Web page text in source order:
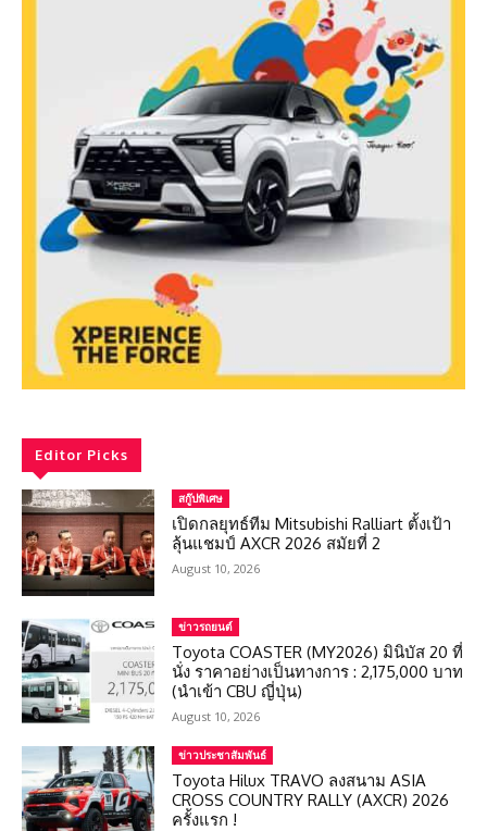
Editor Picks
สกู๊ปพิเศษ
เปิดกลยุทธ์ทีม Mitsubishi Ralliart ตั้งเป้า
ลุ้นแชมป์ AXCR 2026 สมัยที่ 2
August 10, 2026
ข่าวรถยนต์
Toyota COASTER (MY2026) มินิบัส 20 ที่
นั่ง ราคาอย่างเป็นทางการ : 2,175,000 บาท
(นำเข้า CBU ญี่ปุ่น)
August 10, 2026
ข่าวประชาสัมพันธ์
Toyota Hilux TRAVO ลงสนาม ASIA
CROSS COUNTRY RALLY (AXCR) 2026
ครั้งแรก !